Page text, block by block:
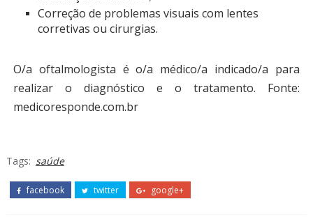
Correção de problemas visuais com lentes
corretivas ou cirurgias.
O/a oftalmologista é o/a médico/a indicado/a para
realizar o diagnóstico e o tratamento. Fonte:
medicoresponde.com.br
Tags: saúde
facebook twitter google+